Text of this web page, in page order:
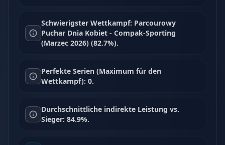
Schwierigster Wettkampf: Parcourowy
Puchar Dnia Kobiet - Compak-Sporting
(Marzec 2026) (82.7%).
Perfekte Serien (Maximum für den
Wettkampf): 0.
Durchschnittliche indirekte Leistung vs.
Sieger: 84.9%.